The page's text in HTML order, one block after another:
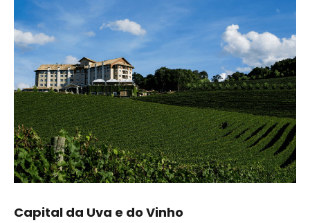
Capital da Uva e do Vinho